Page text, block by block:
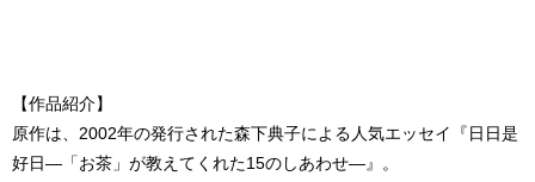
【作品紹介】
原作は、2002年の発行された森下典子による人気エッセイ『日日是
好日—「お茶」が教えてくれた15のしあわせ—』。